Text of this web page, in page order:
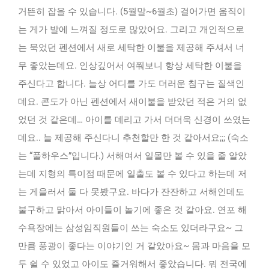
거뜬히 잡을 수 있습니다. (5월말~6월초) 걸어가면 움직이
는 게가 발에 느껴질 정도로 많았어요. 그리고 개인적으로
는 묵었던 펜션에서 새로 세탁한 이불을 제공해 주셔서 너
무 좋았는데요. 인상깊어서 여쭤보니 항상 세탁한 이불을
주신다고 합니다. 늘상 어디를 가도 더러운 침구는 질색인
데요. 콘도가 아닌 펜션에서 새이불을 받았던 적은 거의 없
었던 것 같은데… 아이를 데리고 가서 더더욱 신경이 쓰였는
데요.. 늘 제공해 주신다니 추천할만 한 것 같아서요;;; (숙소
는 “풀하우스”입니다.) 서해여서 일몰만 볼 수 있을 줄 알았
는데 지형의 특이점 때문에 일출도 볼 수 있다고 하는데 저
는 게을러서 둘 다 못봤구요. 바다가 잔잔하고 서해인데도
불구하고 맑아서 아이들이 놀기에 좋은 것 같아요. 연포 해
수욕장에는 삼성임직원들이 쓰는 숙소도 있더라구요~ 그
만큼 풍광이 좋다는 이야기인 거 같았아요~ 몸과 마음을 모
두 쉴 수 있었고 아이도 즐거워해서 좋았습니다. 뭐 전국에